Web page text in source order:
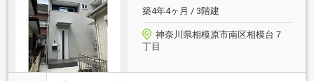
築4年4ヶ月 / 3階建
神奈川県相模原市南区相模台７
丁目